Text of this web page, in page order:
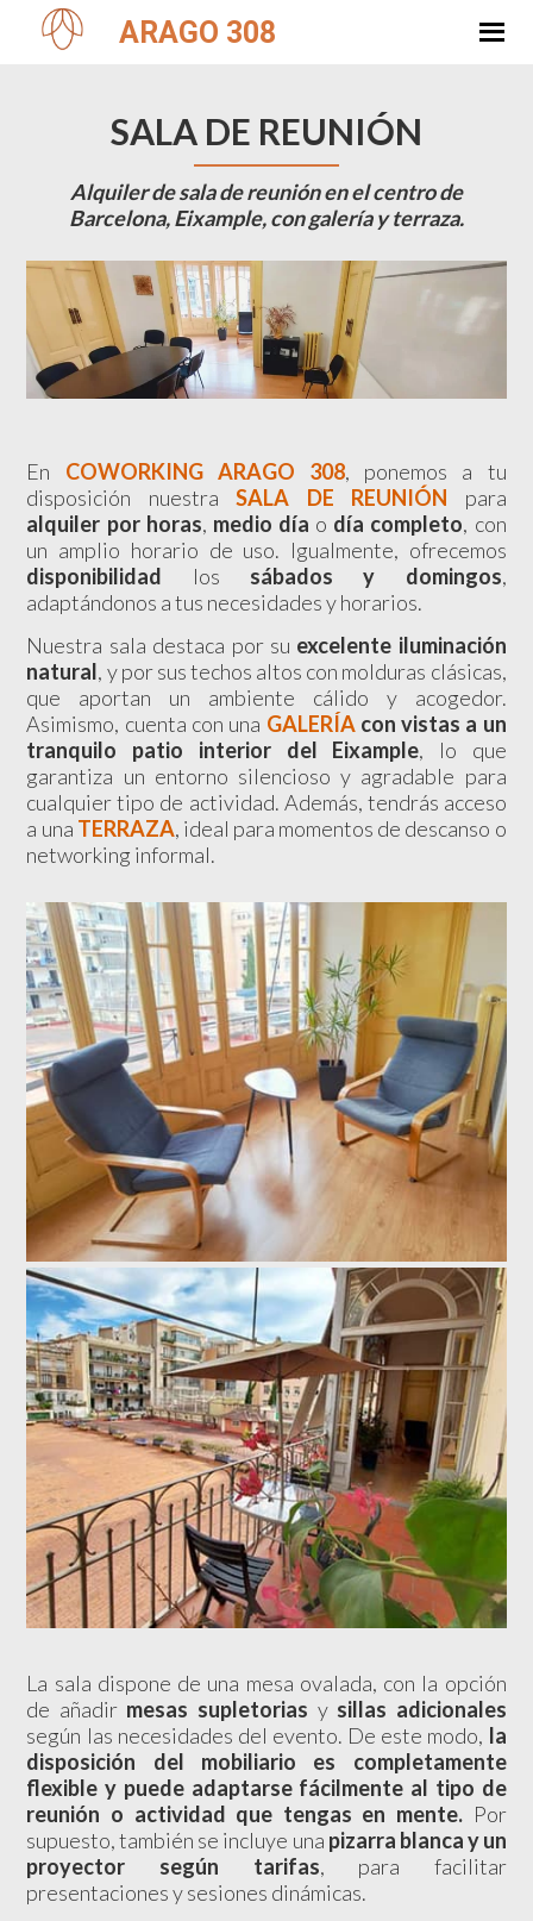
Saltar
Saltar
ARAGO 308
Usted está aquí:Inicio/SALA DE REUNIÓN
SALA DE REUNIÓN
Alquiler de sala de reunión en el centro de
Barcelona, Eixample, con galería y terraza.
En COWORKING ARAGO 308, ponemos a tu
disposición nuestraSALA DE REUNIÓN para
alquiler por horas, medio día o día completo, con
un amplio horario de uso. Igualmente, ofrecemos
disponibilidad los sábados y domingos,
adaptándonos a tus necesidades y horarios.
Nuestra sala destaca por su excelente iluminación
natural, y por sus techos altos con molduras clásicas,
que aportan un ambiente cálido y acogedor.
Asimismo, cuenta con una GALERÍAcon vistas a un
tranquilo patio interior del Eixample, lo que
garantiza un entorno silencioso y agradable para
cualquier tipo de actividad. Además, tendrás acceso
a una TERRAZA, ideal para momentos de descanso o
networking informal.
La sala dispone de una mesa ovalada, con la opción
de añadir mesas supletorias y sillas adicionales
según las necesidades del evento. De este modo, la
disposición del mobiliario es completamente
flexible y puede adaptarse fácilmente al tipo de
reunión o actividad que tengas en mente. Por
supuesto, también se incluye una pizarra blanca y un
proyector según tarifas, para facilitar
presentaciones y sesiones dinámicas.